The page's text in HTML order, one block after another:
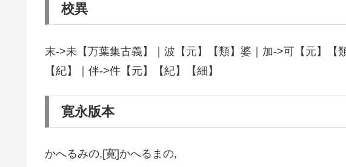
校異
末->未【万葉集古義】｜波【元】【類】婆｜加->可【元】【
【紀】｜伴->件【元】【紀】【細】
寛永版本
かへるみの,[寛]かへるまの,